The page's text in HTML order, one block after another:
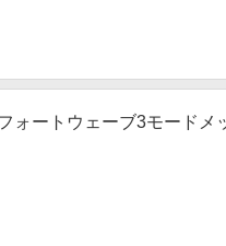
ォートウェーブ3モードメ